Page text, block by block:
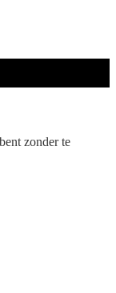
zonder te